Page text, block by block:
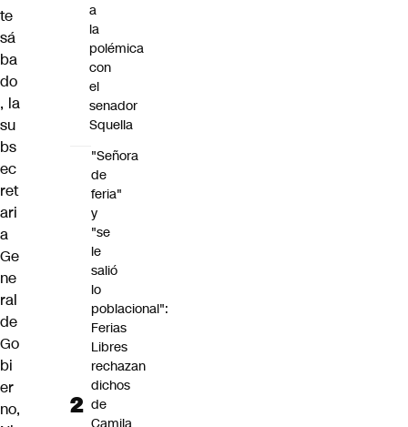
te
sá
ba
do
, la
su
bs
ec
ret
ari
a
Ge
ne
ral
de
Go
bi
er
no,
a
la
polémica
con
el
senador
Squella
"Señora
de
feria"
y
"se
le
salió
lo
poblacional":
Ferias
Libres
rechazan
dichos
de
Camila